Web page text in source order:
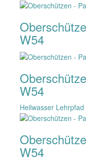
W54
W54
Heilwasser
W54